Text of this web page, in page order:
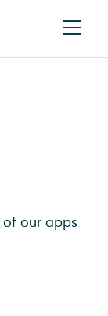
our apps